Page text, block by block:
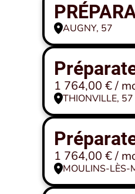
AUGNY, 57
1 764,00 € /
THIONVILLE, 57
1 764,00 € /
MOULINS-LÈS-